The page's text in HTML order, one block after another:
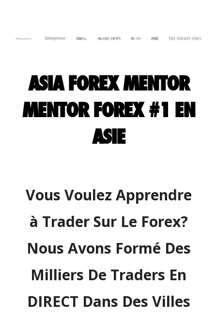
ASIA FOREX MENTOR
MENTOR FOREX #1 EN
ASIE
Vous Voulez Apprendre
à Trader Sur Le Forex?
Nous Avons Formé Des
Milliers De Traders En
DIRECT Dans Des Villes